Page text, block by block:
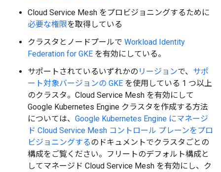
Cloud Service Mesh をプロビジョニングするために
必要な権限を取得している
クラスタとノードプールで Workload Identity
Federation for GKE を有効にしている。
サポートされているいずれかの リージョンで、 サポ
ート対象バージョンの GKE を使用している 1 つ以上
のクラスタ。Cloud Service Mesh を有効にして
Google Kubernetes Engine クラスタを作成する方法
については、 Google Kubernetes Engine にマネージ
ド Cloud Service Mesh コントロール プレーンをプロ
ビジョニングするのドキュメントでクラスタごとの
構成をご覧ください。フリートのデフォルト構成と
してマネージド Cloud Service Mesh を有効にし、ク